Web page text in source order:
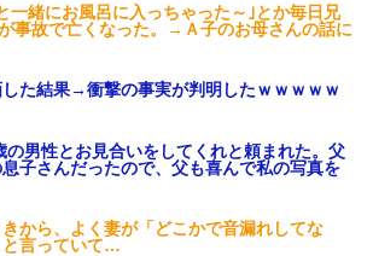
一緒にお風呂に入っちゃった～｣とか毎日兄
事故で亡くなった。→Ａ子のお母さんの話に
た結果→衝撃の事実が判明したｗｗｗｗｗ
の男性とお見合いをしてくれと頼まれた。父
子さんだったので、父も喜んで私の写真を
から、よく妻が「どこかで音漏れしてな
と言っていて…